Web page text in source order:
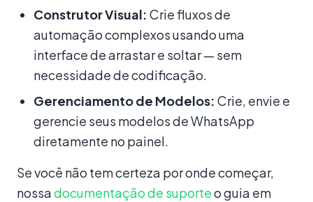
Construtor Visual: Crie fluxos de
automação complexos usando uma
interface de arrastar e soltar — sem
necessidade de codificação.
Gerenciamento de Modelos: Crie, envie e
gerencie seus modelos de WhatsApp
diretamente no painel.
Se você não tem certeza por onde começar,
nossadocumentação de suporteo guia em